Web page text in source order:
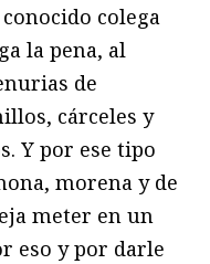
colega
la pena, al
de
cárceles y
Y por ese tipo
morena y de
meter en un
eso y por darle